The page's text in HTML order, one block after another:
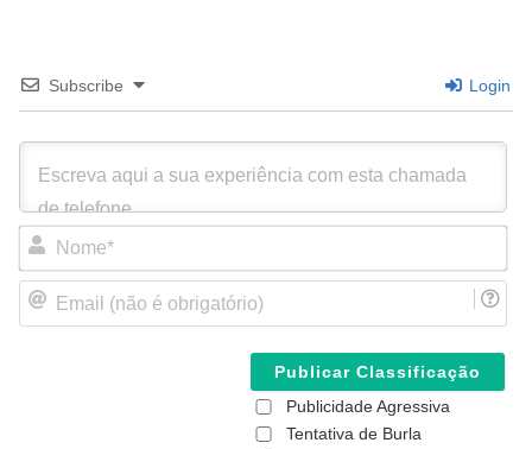
Subscribe Login
N
m
a
Publicidade Agressiva
Tentativa de Burla